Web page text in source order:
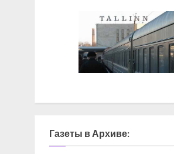
Газеты в Архиве: